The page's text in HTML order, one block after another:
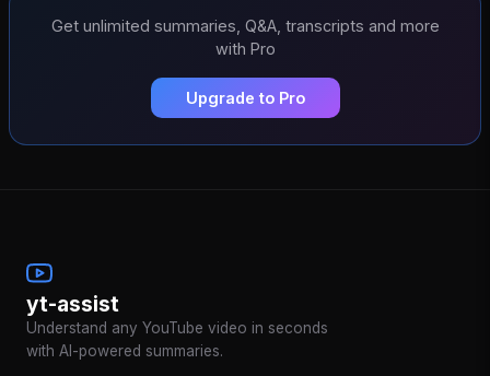
Get unlimited summaries, Q&A, transcripts and more
with Pro
Upgrade to Pro
yt-assist
Understand any YouTube video in seconds
with AI-powered summaries.